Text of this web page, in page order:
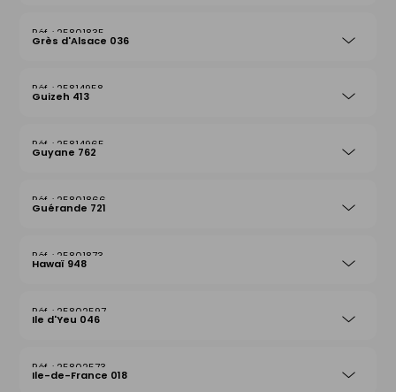
25801835
Grès d'Alsace 036
25814958
Guizeh 413
25814965
Guyane 762
25801866
Guérande 721
25801873
Hawaï 948
25802597
Ile d'Yeu 046
25802573
Ile-de-France 018